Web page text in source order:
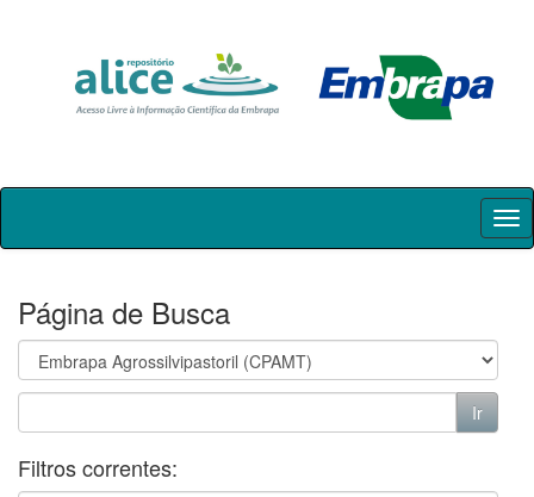
Skip
Página de Busca
Filtros correntes: